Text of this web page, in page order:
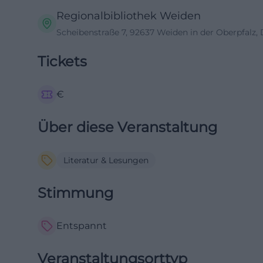
Regionalbibliothek Weiden
Scheibenstraße 7, 92637 Weiden in der Oberpfalz,
Tickets
€
Über diese Veranstaltung
Literatur & Lesungen
Stimmung
Entspannt
Veranstaltungsorttyp